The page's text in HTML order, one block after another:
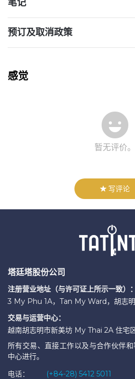
笔记
预订及取消政策
感觉
暂无评价。
写评论
塔廷塔股份公司
注册营业地址（与许可证上所示一致）：
3 My Phu 1A，Tan My Ward，胡志明
交易与运营中心：
越南胡志明市新美坊 My Thai 2A 住宅
所有交易、直接工作以及与合作伙伴
中心进行。
电话：
(+84-28) 5412 5011